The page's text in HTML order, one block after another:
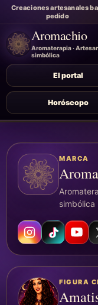
Creaciones artesanales
pedido
Aromachio
Aromaterapia ·
simbólica
El portal
Horóscopo
MARCA
FIGURA